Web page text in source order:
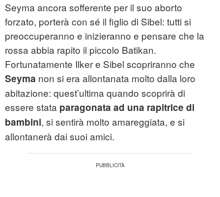
Seyma ancora sofferente per il suo aborto
forzato, porterà con sé il figlio di Sibel: tutti si
preoccuperanno e inizieranno e pensare che la
rossa abbia rapito il piccolo Batikan.
Fortunatamente Ilker e Sibel scopriranno che
Seyma non si era allontanata molto dalla loro
abitazione: quest’ultima quando scoprirà di
essere stata paragonata ad una rapitrice di
bambini, si sentirà molto amareggiata, e si
allontanerà dai suoi amici.